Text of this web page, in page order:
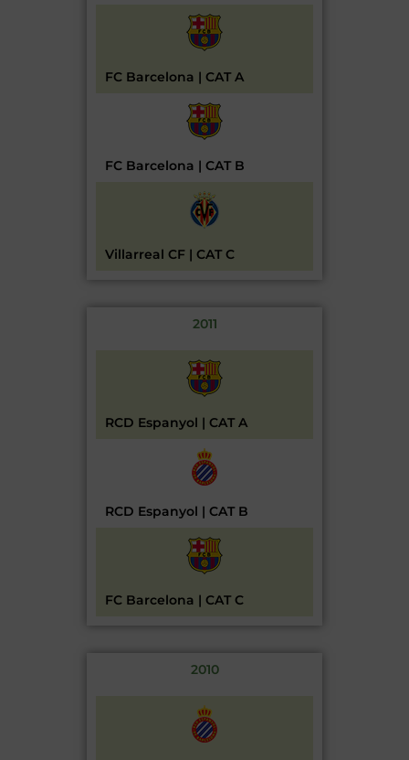
FC Barcelona | CAT A
FC Barcelona | CAT B
Villarreal CF | CAT C
2011
RCD Espanyol | CAT A
RCD Espanyol | CAT B
FC Barcelona | CAT C
2010